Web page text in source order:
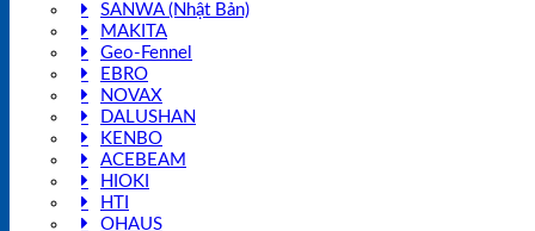
SANWA (Nhật Bản)
MAKITA
Geo-Fennel
EBRO
NOVAX
DALUSHAN
KENBO
ACEBEAM
HIOKI
HTI
OHAUS